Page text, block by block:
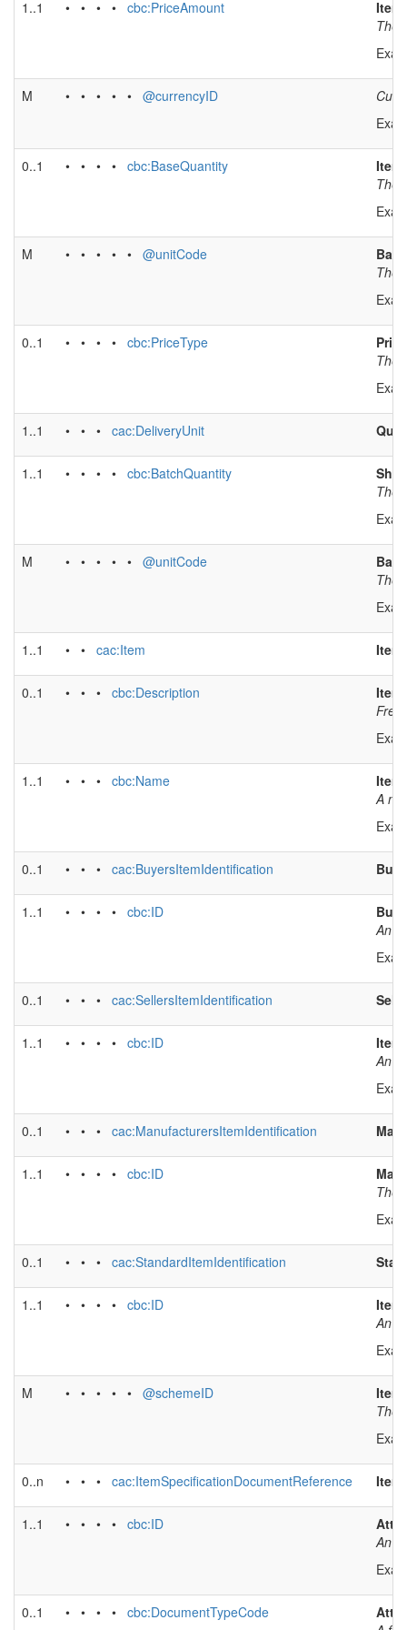
1..1 • • • • cbc:PriceAmount
Item
The
M • • • • • @currencyID
0..1 • • • • cbc:BaseQuantity
Item
The
M • • • • • @unitCode
The
0..1 • • • • cbc:PriceType
The
1..1 • • • cac:DeliveryUnit
1..1 • • • • cbc:BatchQuantity
The
M • • • • • @unitCode
The
1..1 • • cac:Item
0..1 • • • cbc:Description
1..1 • • • cbc:Name
Item
A
0..1 • • • cac:BuyersItemIdentification
1..1 • • • • cbc:ID
An
0..1 • • • cac:SellersItemIdentification
1..1 • • • • cbc:ID
An
0..1 • • • cac:ManufacturersItemIdentification
1..1 • • • • cbc:ID
The
0..1 • • • cac:StandardItemIdentification
1..1 • • • • cbc:ID
An
M • • • • • @schemeID
The
0..n • • • cac:ItemSpecificationDocumentReference Item
1..1 • • • • cbc:ID
An
0..1 • • • • cbc:DocumentTypeCode